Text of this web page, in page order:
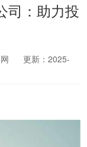
司：助力投
更新：2025-